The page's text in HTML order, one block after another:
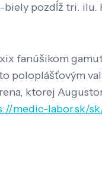
pozdĺž tri.
fanúšikom
poloplášťovým
ktorej
medic-labor.sk/